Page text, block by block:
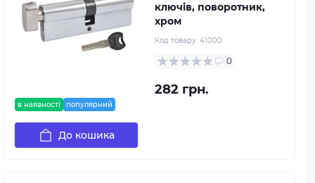
в наявності популярний
ключів, поворотник,
хром
Код товару: 41000
0
282 грн.
До кошика